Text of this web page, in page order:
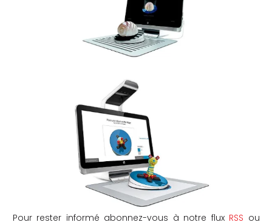
Pour rester informé abonnez-vous à notre flux RSS ou